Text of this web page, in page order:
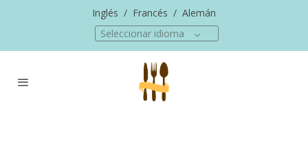
Inglés / Francés / Alemán
Seleccionar idioma